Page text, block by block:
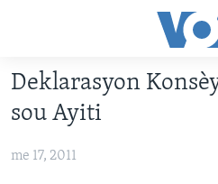
Skip
to
main
Skip
LÈZETAZINI
AMERIK LATIN
Deklarasyon
sou Ayiti
me 17, 2011